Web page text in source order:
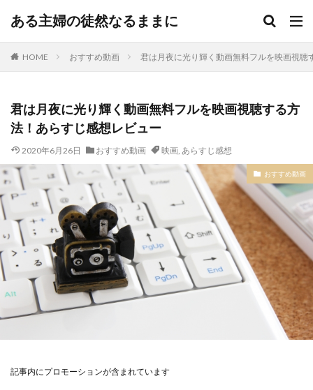
ある主婦の徒然なるままに
HOME おすすめ動画 君は月夜に光り輝く動画無料フルを映画視聴
君は月夜に光り輝く動画無料フルを映画視聴する方
法！あらすじ感想レビュー
2020年6月26日 おすすめ動画 映画, あらすじ感想
おすすめ動画
記事内にプロモーションが含まれています